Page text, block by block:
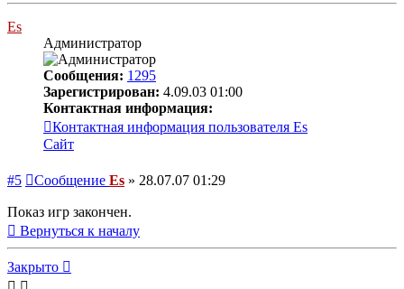
Es
Администратор
Сообщения: 1295
Зарегистрирован: 4.09.03 01:00
Контактная информация:
Контактная информация пользователя Es
Сайт
#5 Сообщение Es » 28.07.07 01:29
Показ игр закончен.
Вернуться к началу
Закрыто